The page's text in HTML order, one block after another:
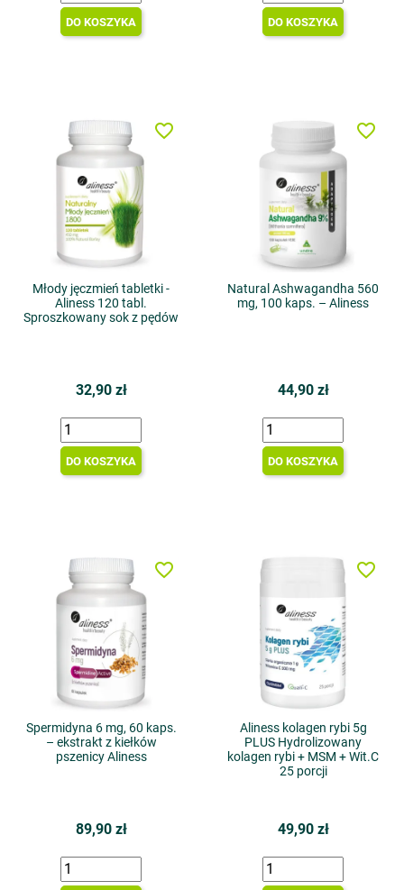
DO KOSZYKA DO KOSZYKA
Młody jęczmień tabletki -
Aliness 120 tabl.
Sproszkowany sok z pędów
32,90 zł
DO KOSZYKA
favorite_border
Natural Ashwagandha 560
mg, 100 kaps. – Aliness
44,90 zł
DO KOSZYKA
favorite_border
Spermidyna 6 mg, 60 kaps.
– ekstrakt z kiełków
pszenicy Aliness
89,90 zł
favorite_border
Aliness kolagen rybi 5g
PLUS Hydrolizowany
kolagen rybi + MSM + Wit.C
25 porcji
49,90 zł
favorite_border